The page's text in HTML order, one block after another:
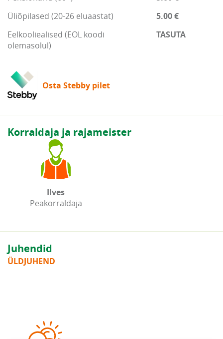
Üliõpilased (20-26 eluaastat)
5.00 €
Eelkooliealised (EOL koodi
olemasolul)
TASUTA
Osta Stebby pilet
Korraldaja ja rajameister
Ilves
Peakorraldaja
Juhendid
ÜLDJUHEND